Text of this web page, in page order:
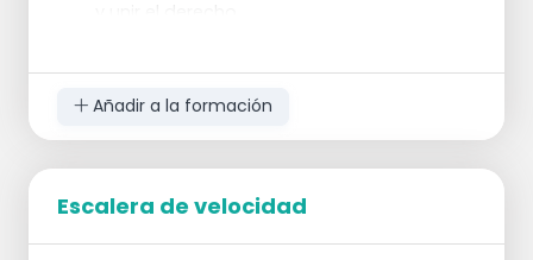
Ejercicio 3
salta con el pie derecho junto a la escalera
saltar con el pie izquierdo, un cuarto de
Añadir a la formación
Escalera de velocidad